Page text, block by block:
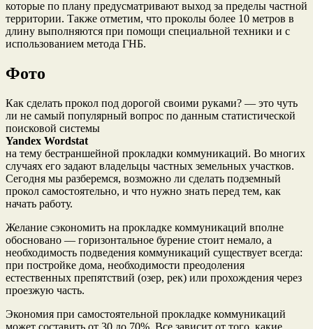
которые по плану предусматривают выход за пределы частной
территории. Также отметим, что проколы более 10 метров в
длину выполняются при помощи специальной техники и с
использованием метода ГНБ.
Фото
Как сделать прокол под дорогой своими руками? — это чуть
ли не самый популярный вопрос по данным статистической
поисковой системы
Yandex Wordstat
на тему бестраншейной прокладки коммуникаций. Во многих
случаях его задают владельцы частных земельных участков.
Сегодня мы разберемся, возможно ли сделать подземный
прокол самостоятельно, и что нужно знать перед тем, как
начать работу.
Желание сэкономить на прокладке коммуникаций вполне
обосновано — горизонтальное бурение стоит немало, а
необходимость подведения коммуникаций существует всегда:
при постройке дома, необходимости преодоления
естественных препятствий (озер, рек) или прохождения через
проезжую часть.
Экономия при самостоятельной прокладке коммуникаций
может составить от 30 до 70%. Все зависит от того, какие